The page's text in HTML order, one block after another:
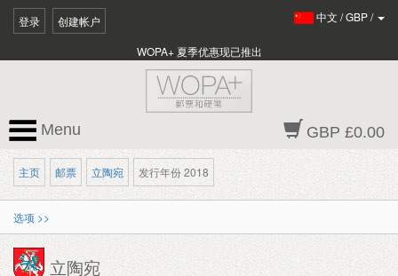
登录 创建帐户 中文 /GBP/
WOPA+ 夏季优惠现已推出
GBP £0.00
Menu
主页 邮票 立陶宛 发行年份 2018
选项 >>
立陶宛